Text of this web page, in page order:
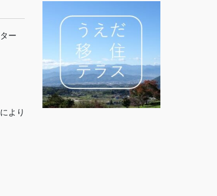
ー
より